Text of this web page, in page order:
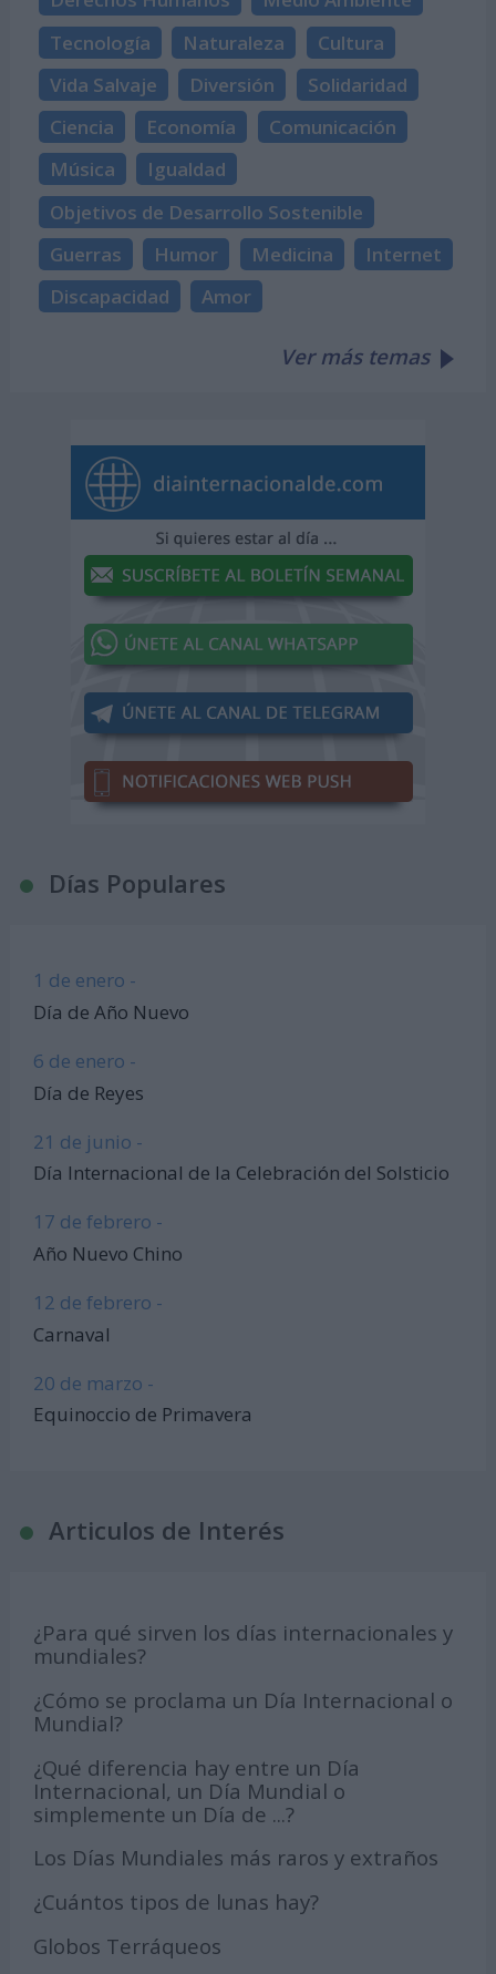
Tecnología
Naturaleza
Cultura
Vida Salvaje
Diversión
Solidaridad
Ciencia
Economía
Comunicación
Música
Igualdad
Objetivos de Desarrollo Sostenible
Guerras
Humor Medicina
Internet
Discapacidad
Amor
Ver más temas
Días Populares
1 de enero -
Día de Año Nuevo
6 de enero -
Día de Reyes
21 de junio -
Día Internacional de la Celebración del Solsticio
17 de febrero -
Año Nuevo Chino
12 de febrero -
Carnaval
20 de marzo -
Equinoccio de Primavera
Articulos de Interés
¿Para qué sirven los días internacionales y
mundiales?
¿Cómo se proclama un Día Internacional o
Mundial?
¿Qué diferencia hay entre un Día
Internacional, un Día Mundial o
simplemente un Día de ...?
Los Días Mundiales más raros y extraños
¿Cuántos tipos de lunas hay?
Globos Terráqueos